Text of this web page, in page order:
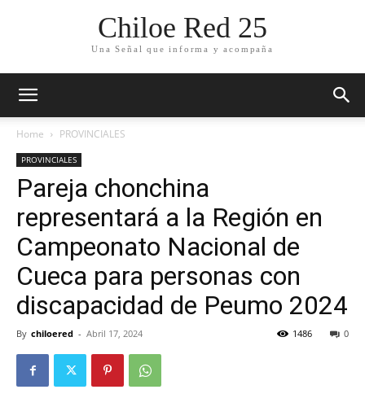
Chiloe Red 25
Una Señal que informa y acompaña
Home PROVINCIALES
PROVINCIALES
Pareja chonchina
representará a la Región en
Campeonato Nacional de
Cueca para personas con
discapacidad de Peumo 2024
By chiloered - Abril 17, 2024 0
1486